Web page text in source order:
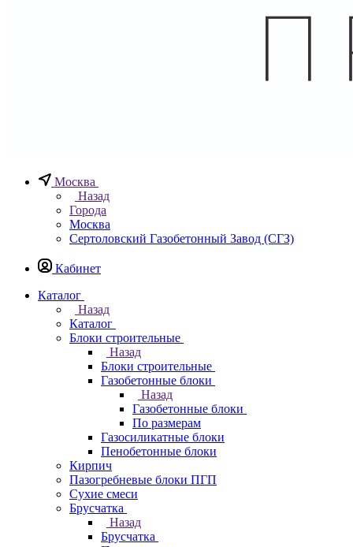
Москва
Назад
Города
Москва
Сертоловский Газобетонный Завод (СГЗ)
Кабинет
Каталог
Назад
Каталог
Блоки строительные
Назад
Блоки строительные
Газобетонные блоки
Назад
Газобетонные блоки
По размерам
Газосиликатные блоки
Пенобетонные блоки
Кирпич
Пазогребневые блоки ПГП
Сухие смеси
Брусчатка
Назад
Брусчатка